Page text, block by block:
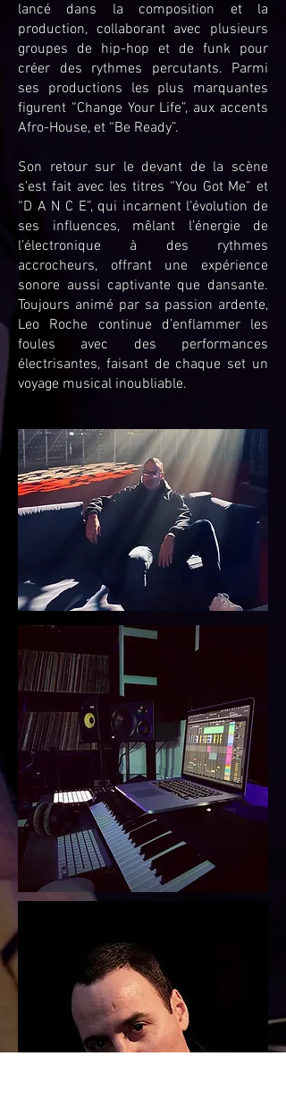
lancé dans la composition et la
production, collaborant avec plusieurs
groupes de hip-hop et de funk pour
créer des rythmes percutants. Parmi
ses productions les plus marquantes
figurent “Change Your Life”, aux accents
Afro-House, et “Be Ready”.
Son retour sur le devant de la scène
s’est fait avec les titres “You Got Me” et
“D A N C E”, qui incarnent l’évolution de
ses influences, mêlant l’énergie de
l’électronique à des rythmes
accrocheurs, offrant une expérience
sonore aussi captivante que dansante.
Toujours animé par sa passion ardente,
Leo Roche continue d’enflammer les
foules avec des performances
électrisantes, faisant de chaque set un
voyage musical inoubliable.